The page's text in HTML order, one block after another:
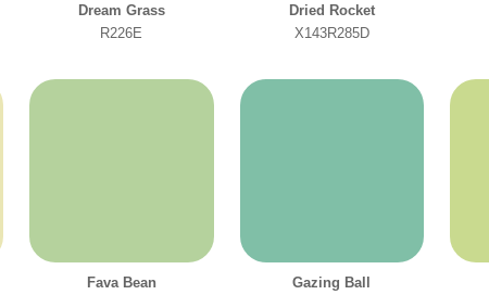
Dream Grass
R226E
Dried Rocket
X143R285D
Fava Bean
Gazing Ball